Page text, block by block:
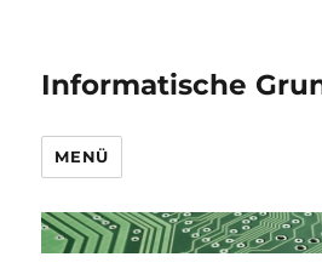
Informatische
MENÜ